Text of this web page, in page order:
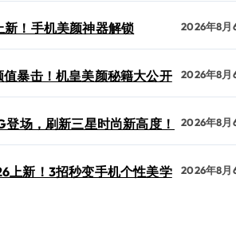
新！手机美颜神器解锁 2026年8月
值暴击！机皇美颜秘籍大公开 2026年8月
登场，刷新三星时尚新高度！ 2026年8月
上新！3招秒变手机个性美学 2026年8月